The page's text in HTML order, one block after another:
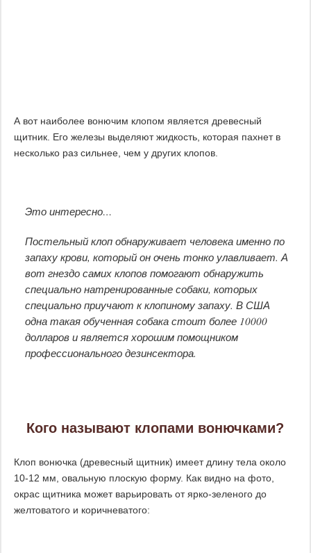
А вот наиболее вонючим клопом является древесный
щитник. Его железы выделяют жидкость, которая пахнет в
несколько раз сильнее, чем у других клопов.
Это интересно…
Постельный клоп обнаруживает человека именно по
запаху крови, который он очень тонко улавливает. А
вот гнездо самих клопов помогают обнаружить
специально натренированные собаки, которых
специально приучают к клопиному запаху. В США
одна такая обученная собака стоит более 10000
долларов и является хорошим помощником
профессионального дезинсектора.
Кого называют клопами вонючками?
Клоп вонючка (древесный щитник) имеет длину тела около
10-12 мм, овальную плоскую форму. Как видно на фото,
окрас щитника может варьировать от ярко-зеленого до
желтоватого и коричневатого: